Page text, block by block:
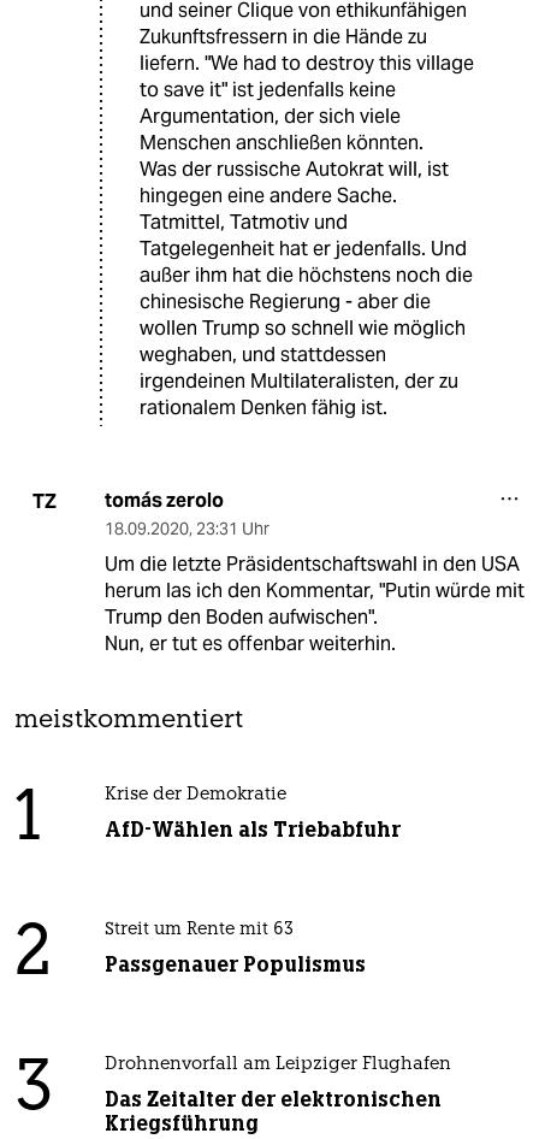
und seiner Clique von ethikunfähigen
Zukunftsfressern in die Hände zu
liefern. "We had to destroy this village
to save it" ist jedenfalls keine
Argumentation, der sich viele
Menschen anschließen könnten.
Was der russische Autokrat will, ist
hingegen eine andere Sache.
Tatmittel, Tatmotiv und
Tatgelegenheit hat er jedenfalls. Und
außer ihm hat die höchstens noch die
chinesische Regierung - aber die
wollen Trump so schnell wie möglich
weghaben, und stattdessen
irgendeinen Multilateralisten, der zu
rationalem Denken fähig ist.
TZ tomás zerolo
18.09.2020, 23:31 Uhr
Um die letzte Präsidentschaftswahl in den USA
herum las ich den Kommentar, "Putin würde mit
Trump den Boden aufwischen".
Nun, er tut es offenbar weiterhin.
meistkommentiert
1 Krise der Demokratie
AfD-Wählen als Triebabfuhr
2 Streit um Rente mit 63
Passgenauer Populismus
3 Drohnenvorfall am Leipziger Flughafen
Das Zeitalter der elektronischen
Kriegsführung